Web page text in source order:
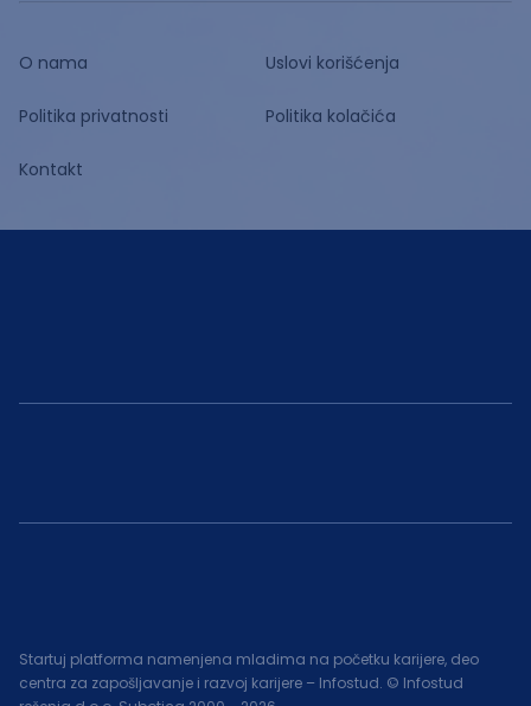
O nama Uslovi korišćenja
Politika privatnosti Politika kolačića
Kontakt
Startuj platforma namenjena mladima na početku karijere, deo
centra za zapošljavanje i razvoj karijere – Infostud. © Infostud